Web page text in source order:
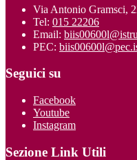
Via Antonio Gramsci,
Tel: 015 22206
Email:
PEC:
Seguici su
Facebook
Youtube
Instagram
Sezione Link Utili